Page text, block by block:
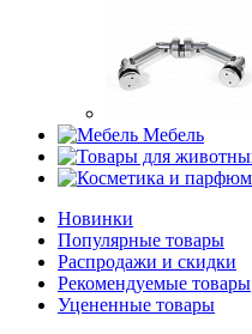
Мебель
Новинки
Популярные товары
Распродажи и скидки
Рекомендуемые товары
Уцененные товары